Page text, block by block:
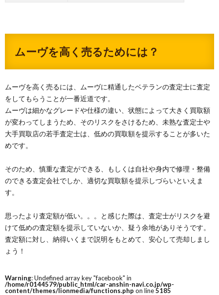
ムーヴを高く売るためには？
ムーヴを高く売るには、ムーヴに精通したベテランの査定士に査定
をしてもらうことが一番近道です。
ムーヴは細かなグレードや仕様の違い、状態によって大きく買取額
が変わってしまうため、そのリスクをさけるため、未熟な査定士や
大手買取店の若手査定士は、低めの買取額を提示することが多いた
めです。
そのため、慎重な査定ができる、もしくは自社や身内で修理・整備
のできる査定会社でしか、適切な買取額を提示しづらいといえま
す。
思ったより査定額が低い。。。と感じた際は、査定士がリスクを避
けて低めの査定額を提示していないか、疑う余地がありそうです。
査定額に対し、納得いくまで説明をもとめて、安心して売却しまし
ょう！
Warning: Undefined array key "facebook" in
/home/r0144579/public_html/car-anshin-navi.co.jp/wp-
content/themes/lionmedia/functions.php on line5185